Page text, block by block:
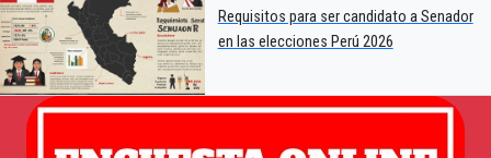
Requisitos para ser candidato a Senador
en las elecciones Perú 2026